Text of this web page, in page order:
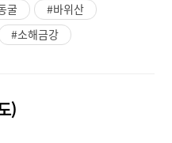
굴
#바위산
#소해금강
)